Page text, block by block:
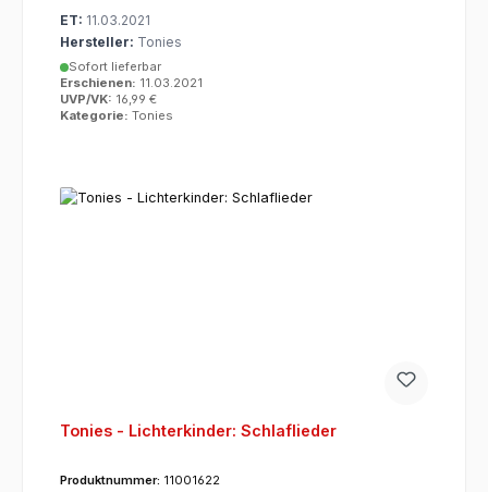
ET: 11.03.2021
Hersteller: Tonies
Sofort lieferbar
Erschienen: 11.03.2021
UVP/VK: 16,99 €
Kategorie: Tonies
Tonies - Lichterkinder: Schlaflieder
Produktnummer: 11001622